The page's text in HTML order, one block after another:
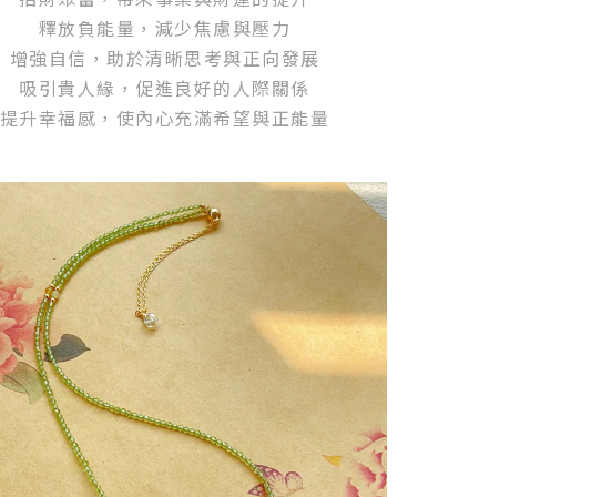
釋放負能量，減少焦慮與壓力
增強自信，助於清晰思考與正向發展
吸引貴人緣，促進良好的人際關係
提升幸福感，使內心充滿希望與正能量